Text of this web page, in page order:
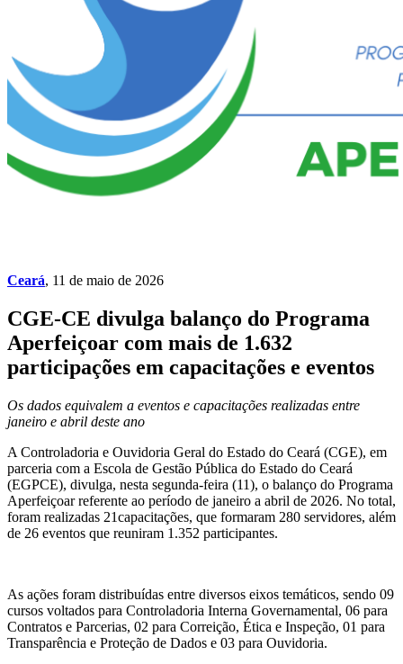
Ceará, 11 de maio de 2026
CGE-CE divulga balanço do Programa
Aperfeiçoar com mais de 1.632
participações em capacitações e eventos
Os dados equivalem a eventos e capacitações realizadas entre
janeiro e abril deste ano
A Controladoria e Ouvidoria Geral do Estado do Ceará (CGE), em
parceria com a Escola de Gestão Pública do Estado do Ceará
(EGPCE), divulga, nesta segunda-feira (11), o balanço do Programa
Aperfeiçoar referente ao período de janeiro a abril de 2026. No total,
foram realizadas 21capacitações, que formaram 280 servidores, além
de 26 eventos que reuniram 1.352 participantes.
As ações foram distribuídas entre diversos eixos temáticos, sendo 09
cursos voltados para Controladoria Interna Governamental, 06 para
Contratos e Parcerias, 02 para Correição, Ética e Inspeção, 01 para
Transparência e Proteção de Dados e 03 para Ouvidoria.